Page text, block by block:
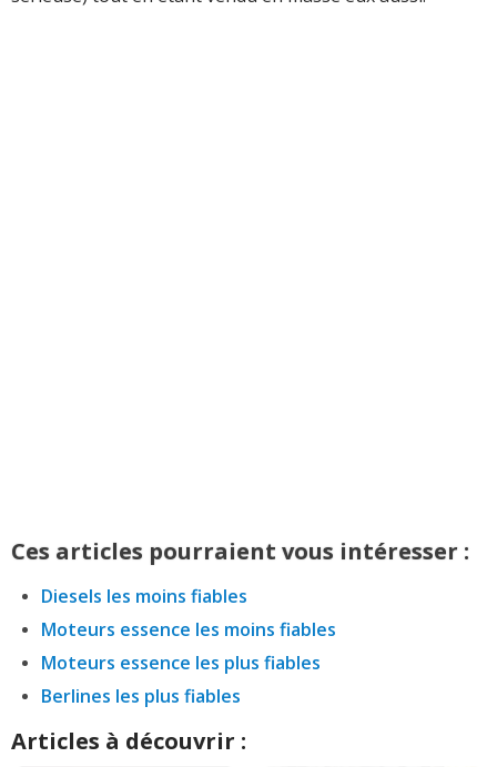
Ces articles pourraient vous intéresser :
Diesels les moins fiables
Moteurs essence les moins fiables
Moteurs essence les plus fiables
Berlines les plus fiables
Articles à découvrir :